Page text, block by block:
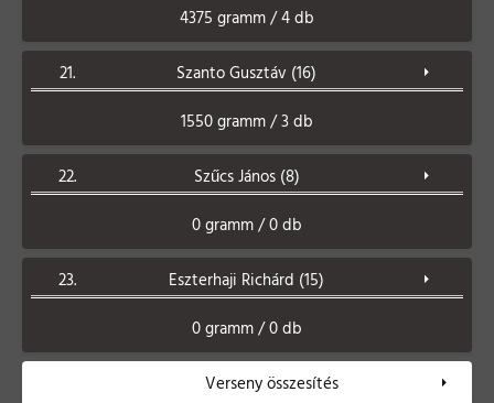
4375 gramm / 4 db
21.
Szanto Gusztáv (16)
1550 gramm / 3 db
22.
Szűcs János (8)
0 gramm / 0 db
23.
Eszterhaji Richárd (15)
0 gramm / 0 db
Verseny összesítés